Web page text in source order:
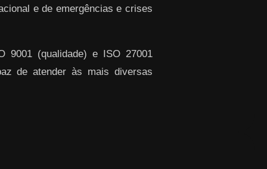
e de emergências e crises
9001 (qualidade) e ISO 27001
de atender às mais diversas